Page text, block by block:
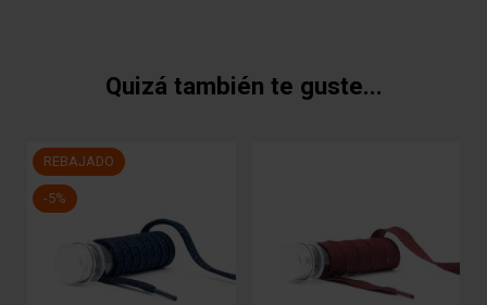
Quizá también te guste...
REBAJADO
-5%